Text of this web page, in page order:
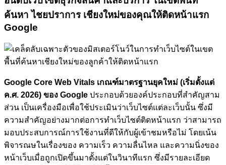
ค้นหา ไชยปราการ เชียงใหม่ของคุณให้ติดหน้าแรก
Google
Google Core Web Vitals เกณฑ์มาตรฐานยุคใหม่ (เริ่มตั้งแต่
ค.ศ. 2026) ของ Google ประกอบด้วยองค์ประกอบที่สำคัญสาม
ส่วน เป็นเครื่องมือเพื่อใช้ประเมินว่าเว็บไซต์แต่ละเว็บนั้น ซึ่งมี
ความสำคัญอย่างมากต่อการทำเว็บไซต์ติดหน้าแรก ว่าสามารถ
มอบประสบการณ์การใช้งานที่ดีให้กับผู้เข้าชมหรือไม่ โดยเน้น
พิจารณษในเรื่องของ ความเร็ว ความลื่นไหล และความนิ่งของ
หน้าเว็บเมื่อถูกเปิดขึ้นมาตั้งแต่ในวินาทีแรก ซึ่งมีรายละเอียด